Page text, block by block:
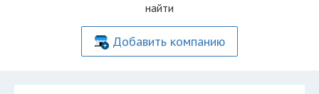
найти
Добавить компанию